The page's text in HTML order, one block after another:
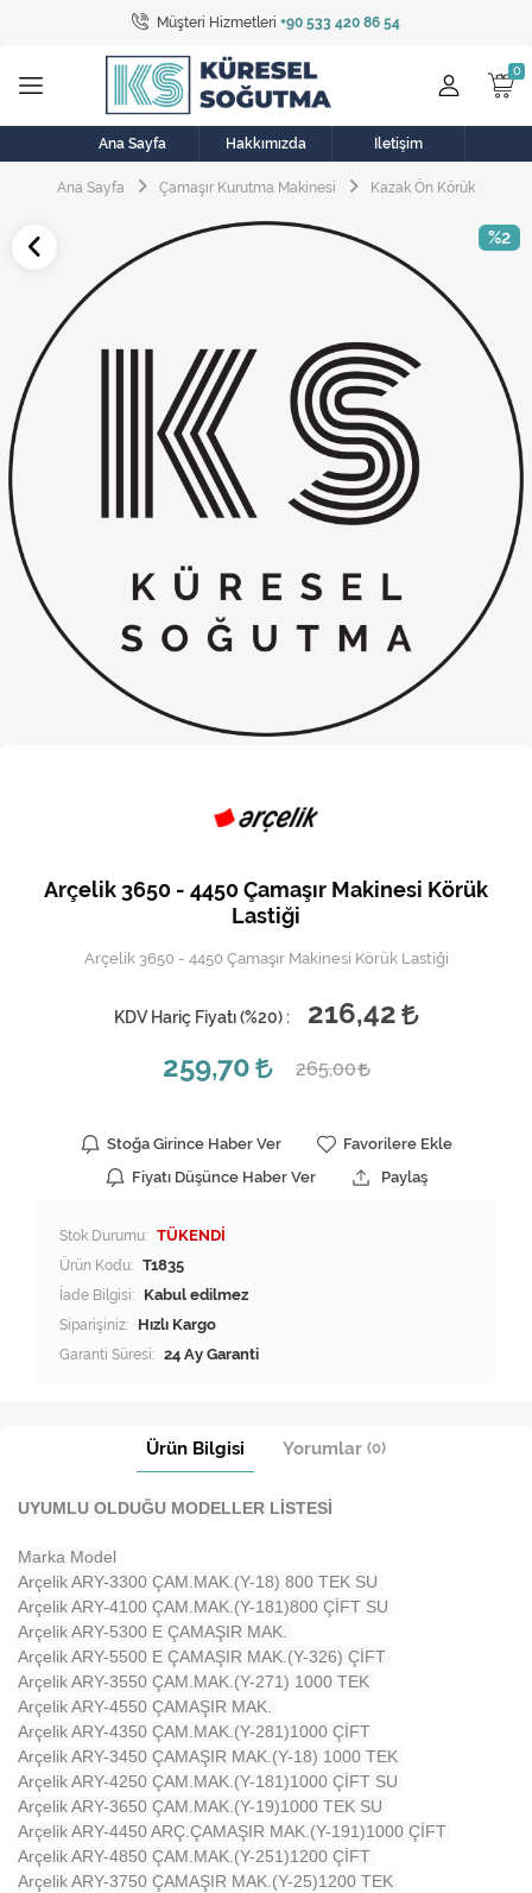
Müşteri Hizmetleri +90 533 420 86 54
Tüm Kategoriler
Bulaşık Makinesi
Buzdolabı
Çamaşır Kurutma Makinesi
Elektrikli Aksamlar
Elektrikli Süpürge
Fan
Fırın, Ocak ve Aspiratör
Klima
Kombi
Musluk
Soğutma Sistemleri
Şofben ve Termosifon
Ana Sayfa Hakkımızda İletişim
Ana Sayfa Çamaşır Kurutma Makinesi Kazak Ön Körük
%2
Arçelik 3650 - 4450 Çamaşır Makinesi Körük
Lastiği
Arçelik 3650 - 4450 Çamaşır Makinesi Körük Lastiği
KDV Hariç Fiyatı (%20) :
216,42
259,70
265,00
Stoğa Girince Haber Ver
Favorilere Ekle
Fiyatı Düşünce Haber Ver
Paylaş
Stok Durumu: TÜKENDİ
Ürün Kodu: T1835
İade Bilgisi:
Siparişiniz: Hızlı Kargo
Garanti Süresi: 24 Ay Garanti
Ürün Bilgisi Yorumlar (0)
UYUMLU OLDUĞU MODELLER LİSTESİ
Marka Model
Arçelik ARY-3300 ÇAM.MAK.(Y-18) 800 TEK SU
Arçelik ARY-4100 ÇAM.MAK.(Y-181)800 ÇİFT SU
Arçelik ARY-5300 E ÇAMAŞIR MAK.
Arçelik ARY-5500 E ÇAMAŞIR MAK.(Y-326) ÇİFT
Arçelik ARY-3550 ÇAM.MAK.(Y-271) 1000 TEK
Arçelik ARY-4550 ÇAMAŞIR MAK.
Arçelik ARY-4350 ÇAM.MAK.(Y-281)1000 ÇİFT
Arçelik ARY-3450 ÇAMAŞIR MAK.(Y-18) 1000 TEK
Arçelik ARY-4250 ÇAM.MAK.(Y-181)1000 ÇİFT SU
Arçelik ARY-3650 ÇAM.MAK.(Y-19)1000 TEK SU
Arçelik ARY-4450 ARÇ.ÇAMAŞIR MAK.(Y-191)1000 ÇİFT
Arçelik ARY-4850 ÇAM.MAK.(Y-251)1200 ÇİFT
Arçelik ARY-3750 ÇAMAŞIR MAK.(Y-25)1200 TEK